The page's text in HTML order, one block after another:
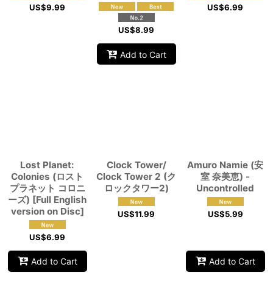
US$9.99
US$8.99
Add to Cart
US$6.99
Lost Planet:
Colonies (ロスト
プラネット コロニ
ーズ) [Full English
version on Disc]
US$6.99
Add to Cart
Clock Tower/
Clock Tower 2 (ク
ロックタワー2)
US$11.99
Amuro Namie (安
室 奈美恵) -
Uncontrolled
US$5.99
Add to Cart